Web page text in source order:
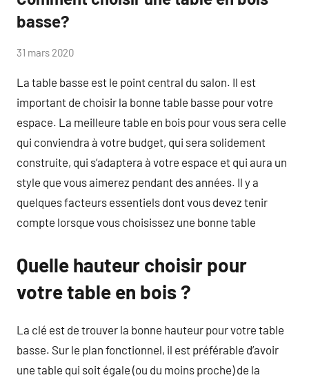
basse?
par
31 mars 2020
La table basse est le point central du salon. Il est
important de choisir la bonne table basse pour votre
espace. La meilleure table en bois pour vous sera celle
qui conviendra à votre budget, qui sera solidement
construite, qui s’adaptera à votre espace et qui aura un
style que vous aimerez pendant des années. Il y a
quelques facteurs essentiels dont vous devez tenir
compte lorsque vous choisissez une bonne table
Quelle hauteur choisir pour
votre table en bois ?
La clé est de trouver la bonne hauteur pour votre table
basse. Sur le plan fonctionnel, il est préférable d’avoir
une table qui soit égale (ou du moins proche) de la